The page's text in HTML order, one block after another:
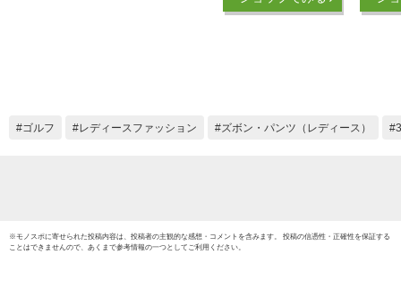
ズ ショートパンツ
め おしゃれ カジュ
ゴルフ レディースファッション ズボン・パンツ（レディース）
※モノスポに寄せられた投稿内容は、投稿者の主観的な感想・コメントを含みます。 投稿の信憑性・正確性を保証する
ことはできませんので、あくまで参考情報の一つとしてご利用ください。